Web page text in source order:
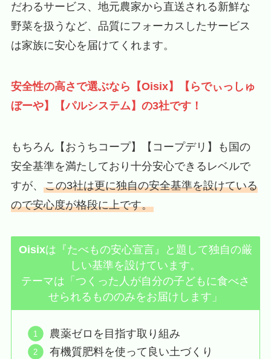
だわるサービス、地元農家から直送される新鮮な
野菜を扱うなど、品質にフォーカスしたサービス
は家族に安心を届けてくれます。
安全性の高さで選ぶなら【Oisix】【らでぃっしゅ
ぼーや】【パルシステム】の3社です！
もちろん【おうちコープ】【コープデリ】も国の
安全基準を満たしており十分安心できるレベルで
すが、 この3社は更に独自の安全基準を設けている
ので安心度が格段に上です。
Oisixは『たべもの安心宣言』と題して独自の厳
しい基準を設けています。
テーマは「つくった人が自分の子どもに食べさ
せられるもののみをお届けします」
農薬ゼロを目指す取り組み
有機質肥料を使って良い土づくり